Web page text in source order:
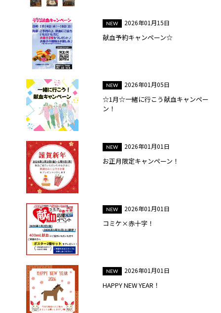
2026年01月15日
献血予約キャンペーン☆
2026年01月05日
☆1月☆一緒に行こう献血キャンペー
ン！
2026年01月01日
お正月限定キャンペーン！
2026年01月01日
コミケ×赤十字！
2026年01月01日
HAPPY NEW YEAR！